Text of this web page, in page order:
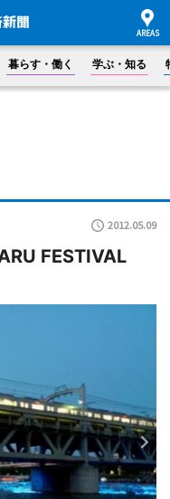
暮らす・働く 学ぶ・知る
2012.05.09
FESTIVAL